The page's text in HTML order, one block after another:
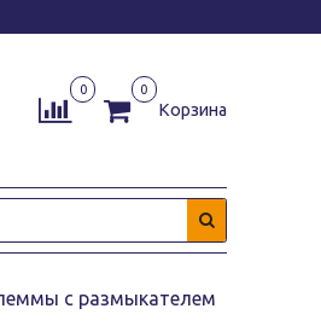
0 0
Корзина
с размыкателем